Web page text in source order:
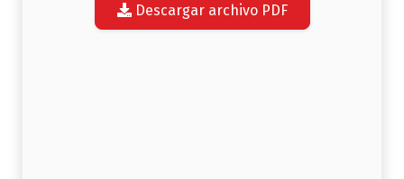
Descargar archivo PDF